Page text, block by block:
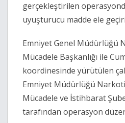
gerçekleştirilen
uyuşturucu madde ele
Emniyet Genel Müdürlüğü
Mücadele Başkanlığı ile
koordinesinde yürütülen
Emniyet Müdürlüğü
Mücadele ve İstihbarat
tarafından operasyon